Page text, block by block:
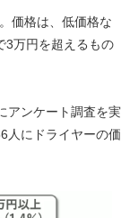
価格は、低価格な
3万円を超えるもの
アンケート調査を実
人にドライヤーの価